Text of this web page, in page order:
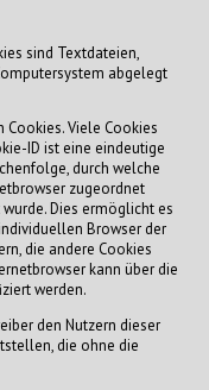
sind Textdateien,
abgelegt
Viele Cookies
ID ist eine eindeutige
durch welche
zugeordnet
Dies ermöglicht es
Browser der
die andere Cookies
kann über die
werden.
den Nutzern dieser
die ohne die